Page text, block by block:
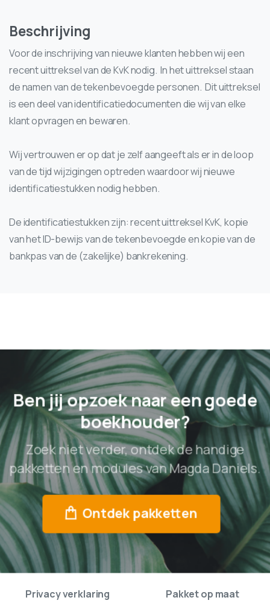
Beschrijving
Voor de inschrijving van nieuwe klanten hebben wij een
recent uittreksel van de KvK nodig. In het uittreksel staan
de namen van de tekenbevoegde personen. Dit uittreksel
is een deel van identificatiedocumenten die wij van elke
klant opvragen en bewaren.
Wij vertrouwen er op dat je zelf aangeeft als er in de loop
van de tijd wijzigingen optreden waardoor wij nieuwe
identificatiestukken nodig hebben.
De identificatiestukken zijn: recent uittreksel KvK, kopie
van het ID-bewijs van de tekenbevoegde en kopie van de
bankpas van de (zakelijke) bankrekening.
Ben jij opzoek naar een goede
boekhouder?
Zoek niet verder, ontdek de handige
pakketten en modules van Magda Daniels.
Ontdek pakketten
Algemeen
Wettelijke verplichtingen
Algemene voorwaarden
Privacy verklaring
Producten
Doe-het-zelf pakket
Full Service pakket
Pakket op maat